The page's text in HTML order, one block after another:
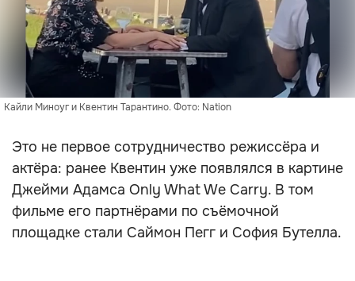
Кайли Миноуг и Квентин Тарантино. Фото: Nation
Это не первое сотрудничество режиссёра и
актёра: ранее Квентин уже появлялся в картине
Джейми Адамса Only What We Carry. В том
фильме его партнёрами по съёмочной
площадке стали Саймон Пегг и София Бутелла.